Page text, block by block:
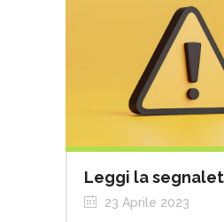
Leggi la
23 Aprile 2023